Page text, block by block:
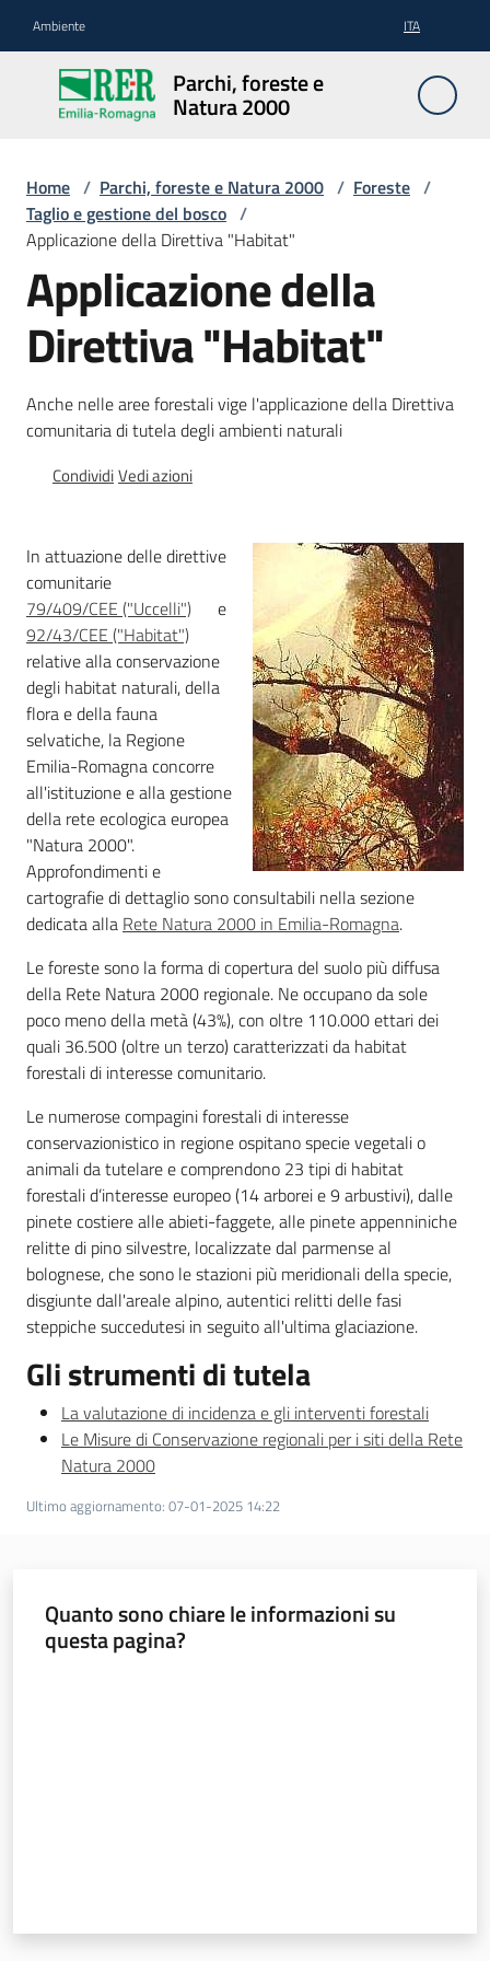
Ambiente ITA
Parchi, foreste e
Natura 2000
Parchi,
foreste
e
2000
Aree
Protette
Rete
Natura
Biodiversità
Consultazione
Seguici
su
Ambiente
Argomenti
Novità
Servizi
Leggi Atti Bandi
Piani Programmi
Progetti
Home / Parchi, foreste e Natura 2000 / Foreste /
Taglio e gestione del bosco /
Applicazione della Direttiva "Habitat"
Applicazione della
Direttiva "Habitat"
Anche nelle aree forestali vige l'applicazione della Direttiva
comunitaria di tutela degli ambienti naturali
CondividiVedi azioni
In attuazione delle direttive
comunitarie
79/409/CEE ("Uccelli")
e
92/43/CEE ("Habitat")
relative alla conservazione
degli habitat naturali, della
flora e della fauna
selvatiche, la Regione
Emilia-Romagna concorre
all'istituzione e alla gestione
della rete ecologica europea
"Natura 2000".
Approfondimenti e
cartografie di dettaglio sono consultabili nella sezione
dedicata alla Rete Natura 2000 in Emilia-Romagna.
Le foreste sono la forma di copertura del suolo più diffusa
della Rete Natura 2000 regionale. Ne occupano da sole
poco meno della metà (43%), con oltre 110.000 ettari dei
quali 36.500 (oltre un terzo) caratterizzati da habitat
forestali di interesse comunitario.
Le numerose compagini forestali di interesse
conservazionistico in regione ospitano specie vegetali o
animali da tutelare e comprendono 23 tipi di habitat
forestali d’interesse europeo (14 arborei e 9 arbustivi), dalle
pinete costiere alle abieti-faggete, alle pinete appenniniche
relitte di pino silvestre, localizzate dal parmense al
bolognese, che sono le stazioni più meridionali della specie,
disgiunte dall'areale alpino, autentici relitti delle fasi
steppiche succedutesi in seguito all'ultima glaciazione.
Gli strumenti di tutela
La valutazione di incidenza e gli interventi forestali
Le Misure di Conservazione regionali per i siti della Rete
Natura 2000
Ultimo aggiornamento: 07-01-2025 14:22
Quanto sono chiare le informazioni su
questa pagina?